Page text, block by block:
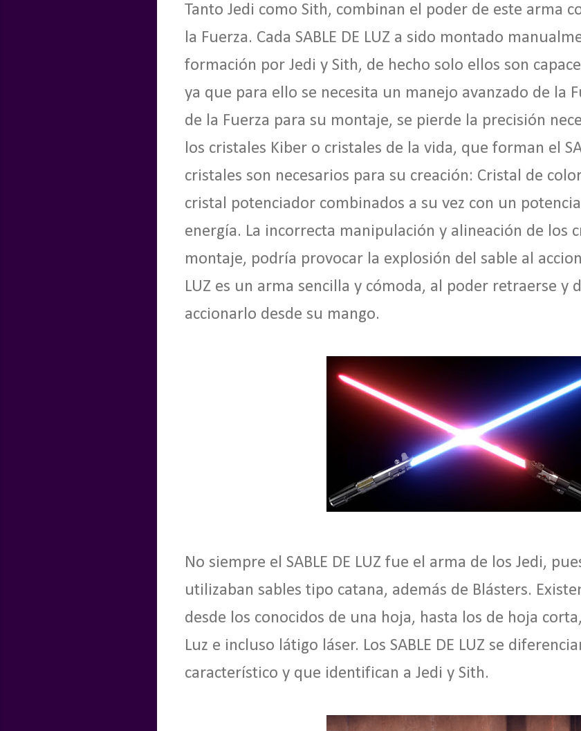
Tanto Jedi como Sith, combinan el poder de este arma
la Fuerza. Cada SABLE DE LUZ a sido montado
formación por Jedi y Sith, de hecho solo ellos son
ya que para ello se necesita un manejo avanzado de la
de la Fuerza para su montaje, se pierde la precisión
los cristales Kiber o cristales de la vida, que forman el
cristales son necesarios para su creación: Cristal de
cristal potenciador combinados a su vez con un
energía. La incorrecta manipulación y alineación de los
montaje, podría provocar la explosión del sable al
LUZ es un arma sencilla y cómoda, al poder retraerse y
accionarlo desde su mango.
No siempre el SABLE DE LUZ fue el arma de los Jedi,
utilizaban sables tipo catana, además de Blásters.
desde los conocidos de una hoja, hasta los de hoja
Luz e incluso látigo láser. Los SABLE DE LUZ se
característico y que identifican a Jedi y Sith.